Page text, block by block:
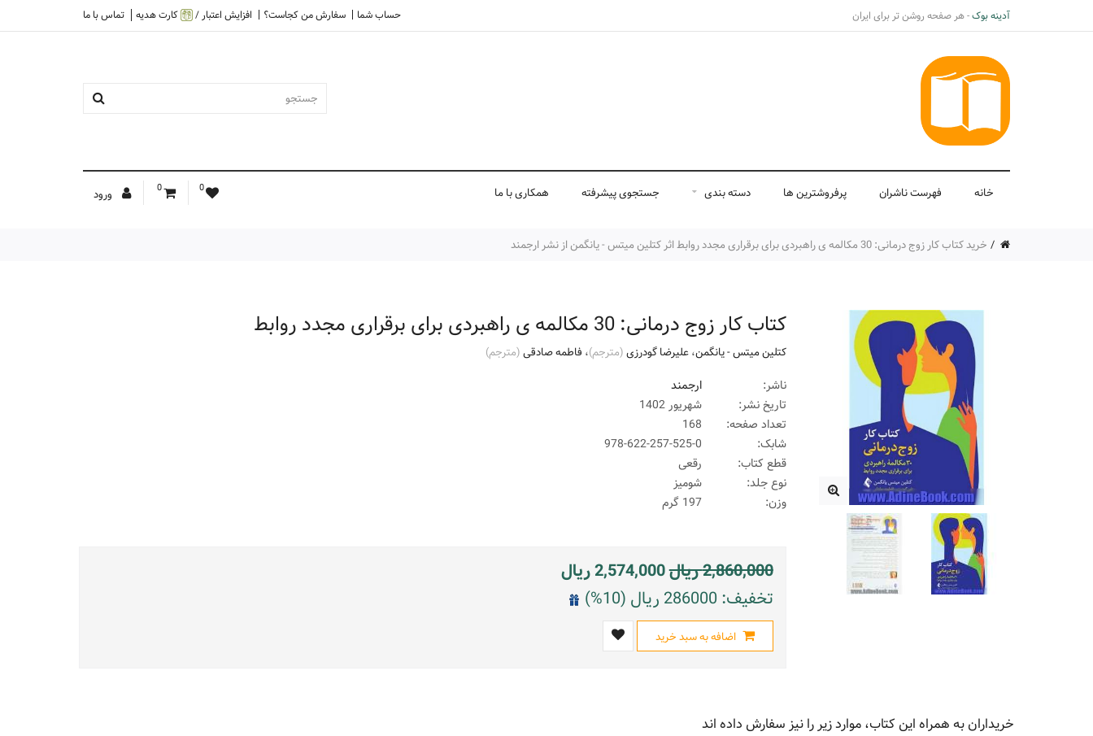
آدینه بوک- هر صفحه روشن تر برای ایران حساب شما سفارش من کجاست؟ افزایش اعتبار / کارت هدیه تماس با ما
0
0 ورود خانه فهرست ناشران پرفروشترین ها دسته بندی جستجوی پیشرفته همکاری با ما
خرید کتاب کار زوج درمانی: 30 مکالمه ی راهبردی برای برقراری مجدد روابط اثر کتلین میتس - یانگمن از نشر ارجمند
کتاب کار زوج درمانی: 30 مکالمه ی راهبردی برای برقراری مجدد روابط
کتلین میتس - یانگمن،علیرضا گودرزی(مترجم)، فاطمه صادقی(مترجم)
ناشر:
ارجمند
تاریخ نشر:
شهریور 1402
تعداد صفحه:
شابک:
978-622-257-525-0
قطع کتاب:
رقعی
نوع جلد:
شومیز
وزن:
197 گرم
2,860,000ریال2,574,000ریال
تخفیف: 286000 ریال (10%)
اضافه به سبد خرید
خریداران به همراه این کتاب، موارد زیر را نیز سفارش داده اند